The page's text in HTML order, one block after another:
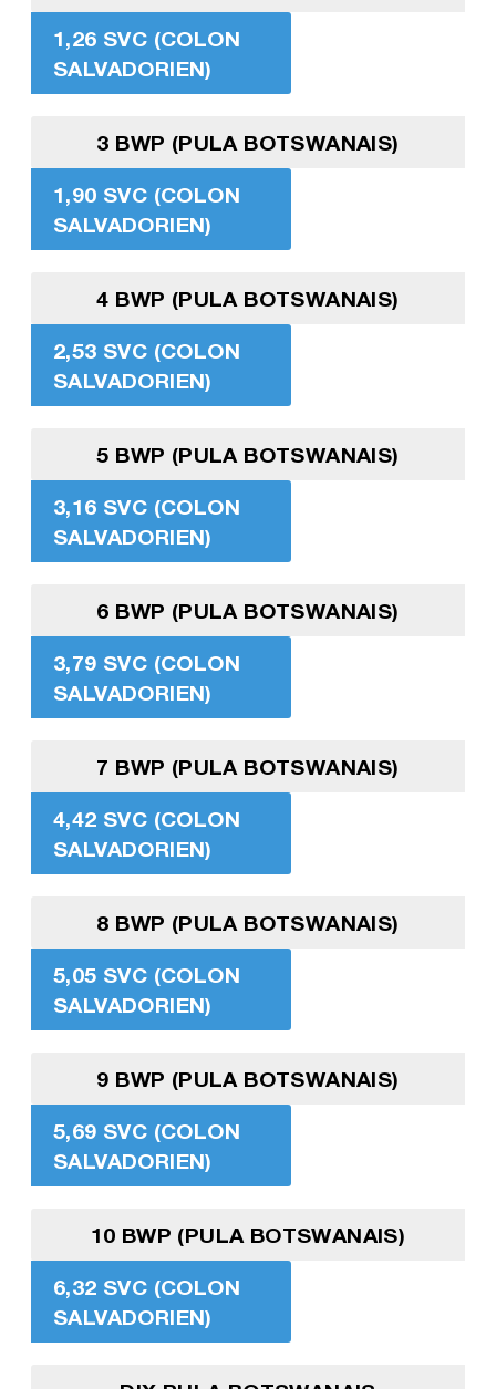
1,26 SVC (COLON
SALVADORIEN)
3 BWP (PULA BOTSWANAIS)
1,90 SVC (COLON
SALVADORIEN)
4 BWP (PULA BOTSWANAIS)
2,53 SVC (COLON
SALVADORIEN)
5 BWP (PULA BOTSWANAIS)
3,16 SVC (COLON
SALVADORIEN)
6 BWP (PULA BOTSWANAIS)
3,79 SVC (COLON
SALVADORIEN)
7 BWP (PULA BOTSWANAIS)
4,42 SVC (COLON
SALVADORIEN)
8 BWP (PULA BOTSWANAIS)
5,05 SVC (COLON
SALVADORIEN)
9 BWP (PULA BOTSWANAIS)
5,69 SVC (COLON
SALVADORIEN)
10 BWP (PULA BOTSWANAIS)
6,32 SVC (COLON
SALVADORIEN)